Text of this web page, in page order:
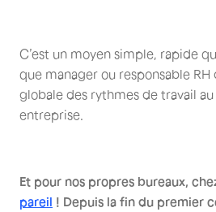
C’est un moyen simple, rapide
que manager ou responsable RH
globale des rythmes de travail
entreprise.
Et pour nos propres bureaux,
pareil ! Depuis la fin du premier